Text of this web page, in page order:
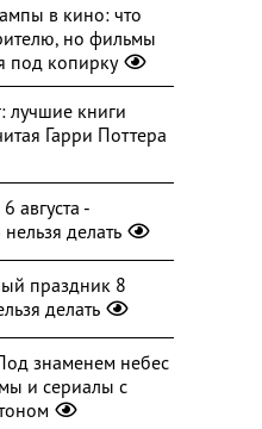
в кино: что
но фильмы
под копирку
лучшие книги
Гарри Поттера
августа -
делать
праздник 8
делать
знаменем небес
и сериалы с